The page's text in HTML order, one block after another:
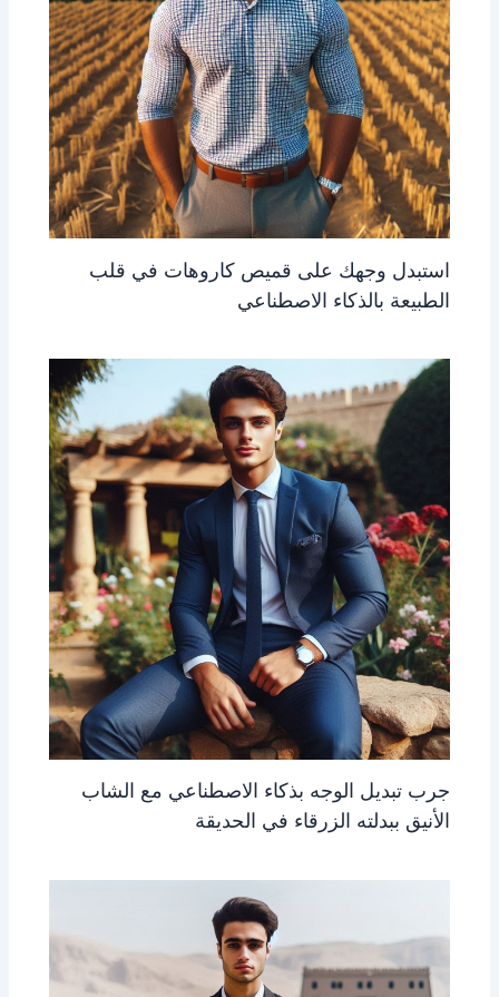
استبدل وجهك على قميص كاروهات في قلب
الطبيعة بالذكاء الاصطناعي
جرب تبديل الوجه بذكاء الاصطناعي مع الشاب
الأنيق ببدلته الزرقاء في الحديقة